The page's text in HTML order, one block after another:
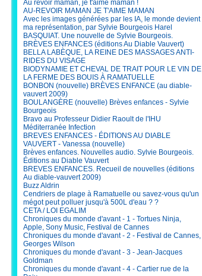
Au revoir maman, je t'aime maman !
AU-REVOIR MAMAN JE T'AIME MAMAN
Avec les images générées par les IA, le monde devient
ma représentation, par Sylvie Bourgeois Harel
BASQUIAT. Une nouvelle de Sylvie Bourgeois.
BRÈVES ENFANCES (éditions Au Diable Vauvert)
BELLA LABÈQUE, LA REINE DES MASSAGES ANTI-
RIDES DU VISAGE
BIODYNAMIE ET CHEVAL DE TRAIT POUR LE VIN DE
LA FERME DES BOUIS À RAMATUELLE
BONBON (nouvelle) BRÈVES ENFANCE (au diable-
vauvert 2009)
BOULANGÈRE (nouvelle) Brèves enfances - Sylvie
Bourgeois
Bravo au Professeur Didier Raoult de l'IHU
Méditerranée Infection
BREVES ENFANCES - ÉDITIONS AU DIABLE
VAUVERT - Vanessa (nouvelle)
Brèves enfances. Nouvelles audio. Sylvie Bourgeois.
Éditions au Diable Vauvert
BREVES ENFANCES. Recueil de nouvelles (éditions
Au diable-vauvert 2009)
Buzz Aldrin
Cendriers de plage à Ramatuelle ou savez-vous qu'un
mégot peut polluer jusqu'à 500L d'eau ? ?
CETA / LOI EGALIM
Chroniques du monde d'avant - 1 - Tortues Ninja,
Apple, Sony Music, Festival de Cannes
Chroniques du monde d'avant - 2 - Festival de Cannes,
Georges Wilson
Chroniques du monde d'avant - 3 - Jean-Jacques
Goldman
Chroniques du monde d'avant - 4 - Cartier rue de la